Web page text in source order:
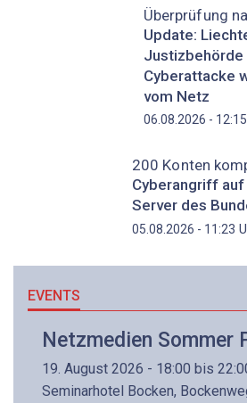
Überprüfung
Update:
Justizbehörde
Cyberattacke
vom Netz
06.08.2026 - 12:15
200 Konten
Cyberangriff
Server des
05.08.2026 - 11:23
EVENTS
Netzmedien Sommer
19. August 2026 - 18:00 bis
Seminarhotel Bocken,